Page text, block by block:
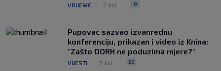
VRIJEME 7. kol. 0
Pupovac sazvao izvanrednu
konferenciju, prikazan i video iz Knina:
"Zašto DORH ne poduzima mjere?"
VIJESTI 7. kol. 20